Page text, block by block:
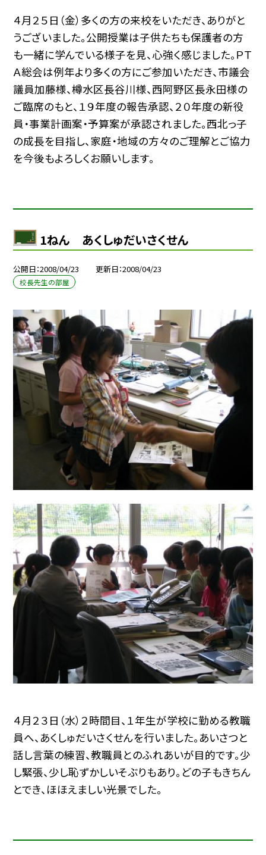
４月２５日（金）多くの方の来校をいただき、ありがと
うございました。公開授業は子供たちも保護者の方
も一緒に学んでいる様子を見、心強く感じました。ＰＴ
Ａ総会は例年より多くの方にご参加いただき、市議会
議員加藤様、樽水区長谷川様、西阿野区長永田様の
ご臨席のもと、１９年度の報告承認、２０年度の新役
員・事業計画案・予算案が承認されました。西北っ子
の成長を目指し、家庭・地域の方々のご理解とご協力
を今後もよろしくお願いします。
1ねん あくしゅだいさくせん
公開日 2008/04/23 更新日 2008/04/23
校長先生の部屋
４月２３日（水）２時間目、１年生が学校に勤める教職
員へ、あくしゅだいさくせんを行いました。あいさつと
話し言葉の練習、教職員とのふれあいが目的です。少
し緊張、少し恥ずかしいそぶりもあり。どの子もきちん
とでき、ほほえましい光景でした。